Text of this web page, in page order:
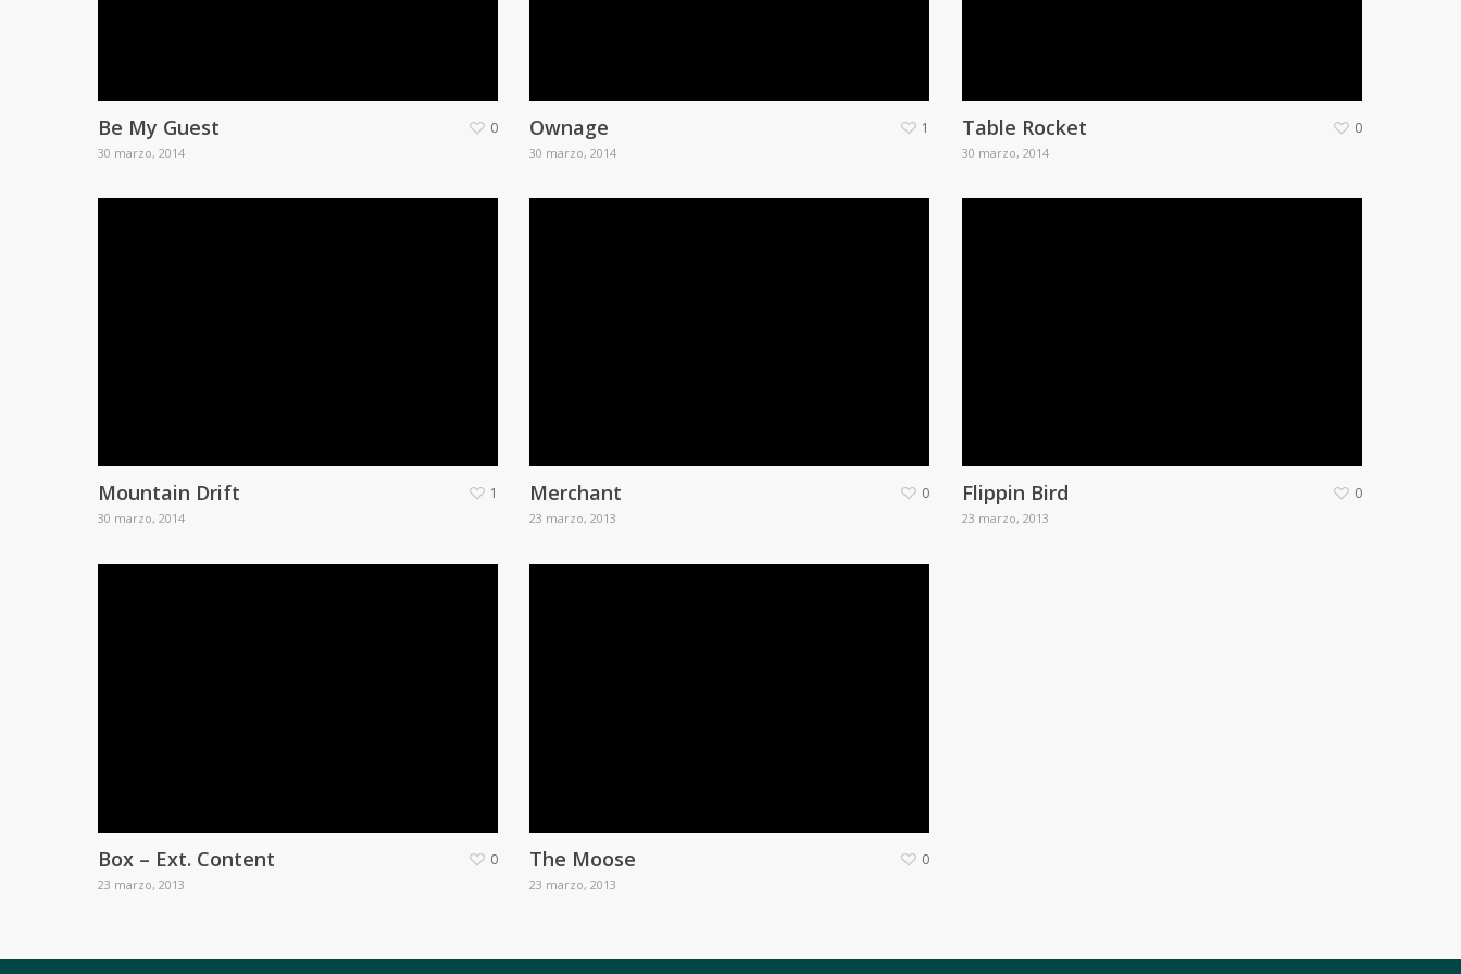
Be My Guest
30 marzo, 2014
0 Ownage
30 marzo, 2014
1 Table Rocket
30 marzo, 2014
0
Mountain Drift
30 marzo, 2014
1 Merchant
23 marzo, 2013
0 Flippin Bird
23 marzo, 2013
0
Box – Ext. Content
23 marzo, 2013
0 The Moose
23 marzo, 2013
0